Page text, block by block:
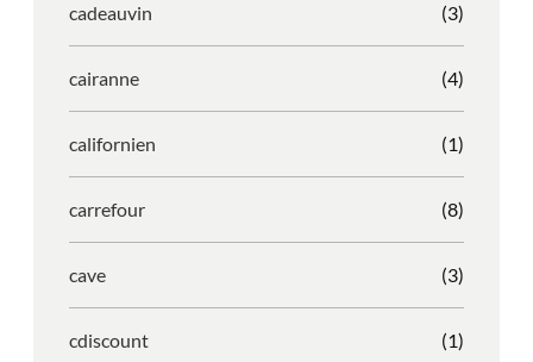
cadeauvin (3)
cairanne (4)
californien (1)
carrefour (8)
cave (3)
cdiscount (1)